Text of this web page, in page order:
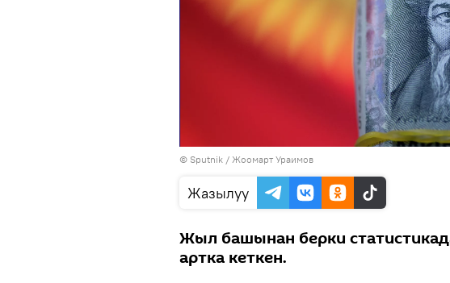
© Sputnik / Жоомарт Ураимов
Жазылуу
Жыл башынан берки
артка кеткен.